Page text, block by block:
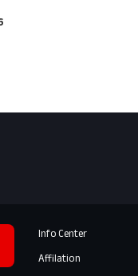
Info Center
Affilation